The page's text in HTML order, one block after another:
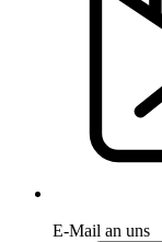
E-Mail an uns